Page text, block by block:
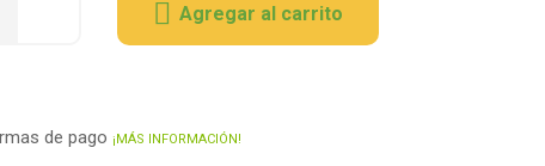
Agregar al carrito
de pago ¡MÁS INFORMACIÓN!